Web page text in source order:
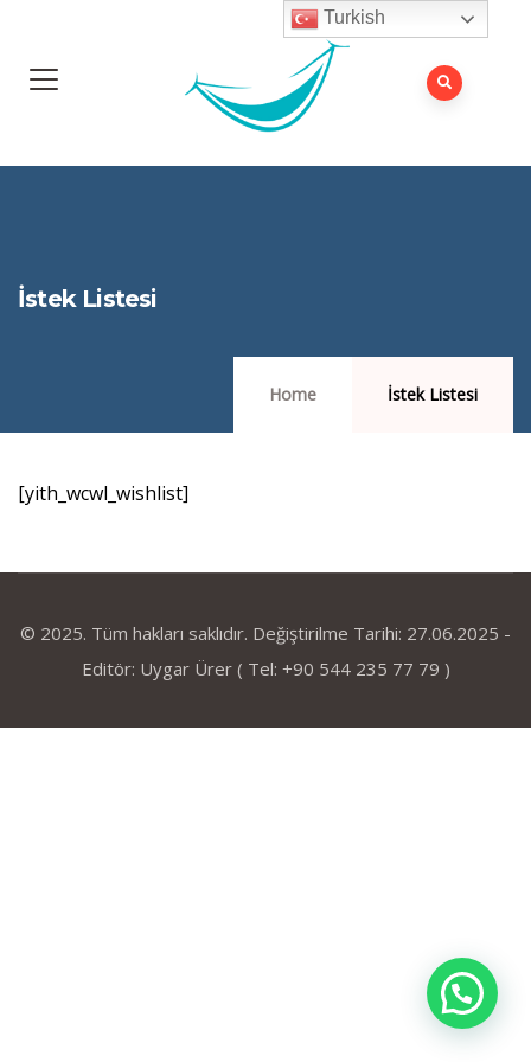
İstek Listesi
Home İstek Listesi
[yith_wcwl_wishlist]
© 2025. Tüm hakları saklıdır. Değiştirilme Tarihi: 27.06.2025 -
Editör: Uygar Ürer ( Tel: +90 544 235 77 79 )
Turkish